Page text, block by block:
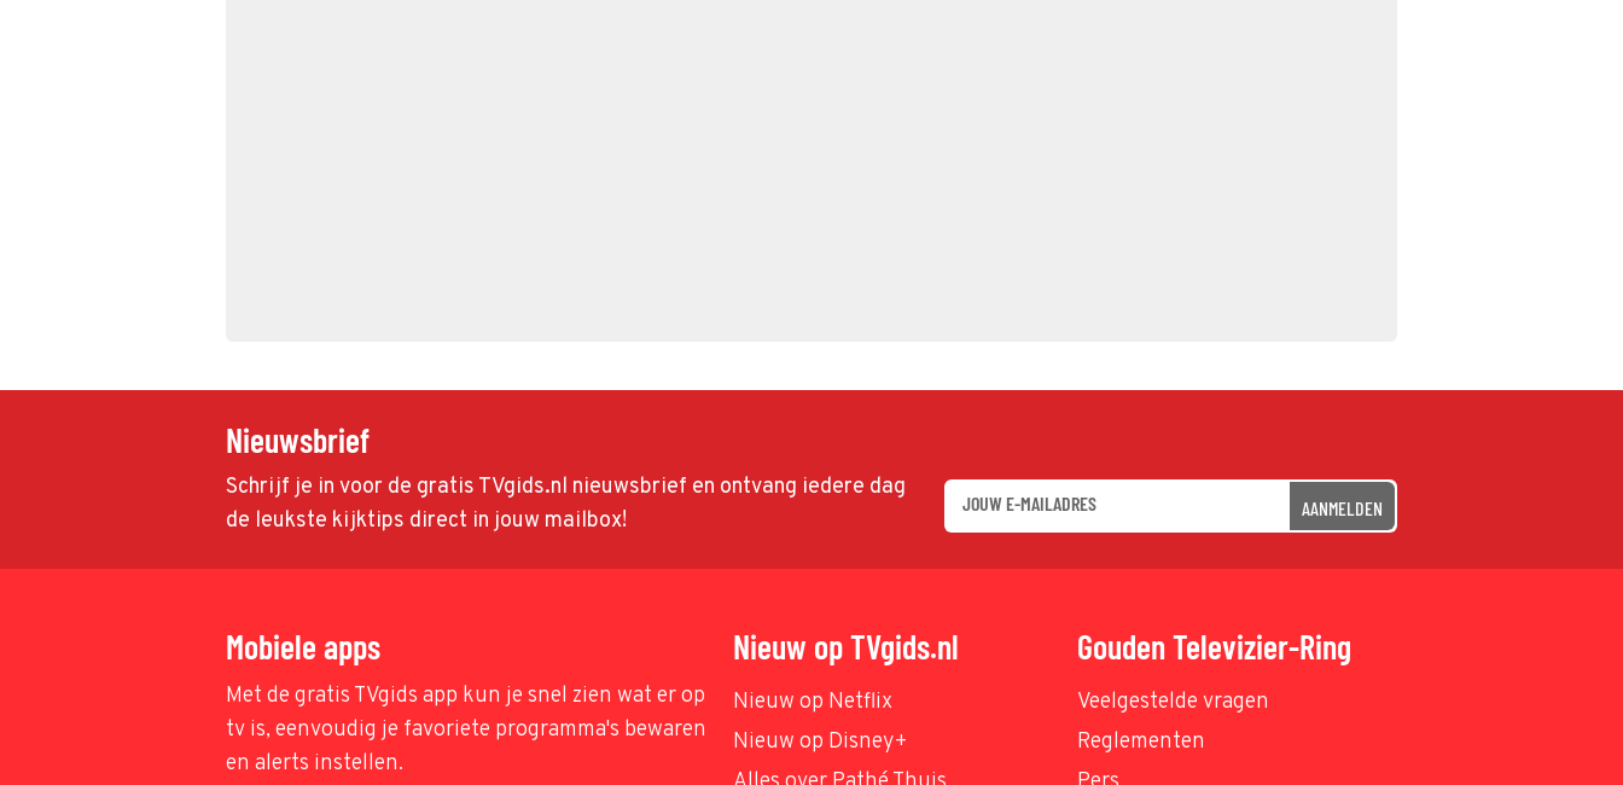
Nieuwsbrief
Schrijf je in voor de gratis TVgids.nl nieuwsbrief en ontvang iedere dag
de leukste kijktips direct in jouw mailbox!
AANMELDEN
Mobiele apps
Met de gratis TVgids app kun je snel zien wat er op
tv is, eenvoudig je favoriete programma's bewaren
en alerts instellen.
Nieuw op TVgids.nl
Nieuw op Netflix
Nieuw op Disney+
Gouden Televizier-Ring
Veelgestelde vragen
Reglementen